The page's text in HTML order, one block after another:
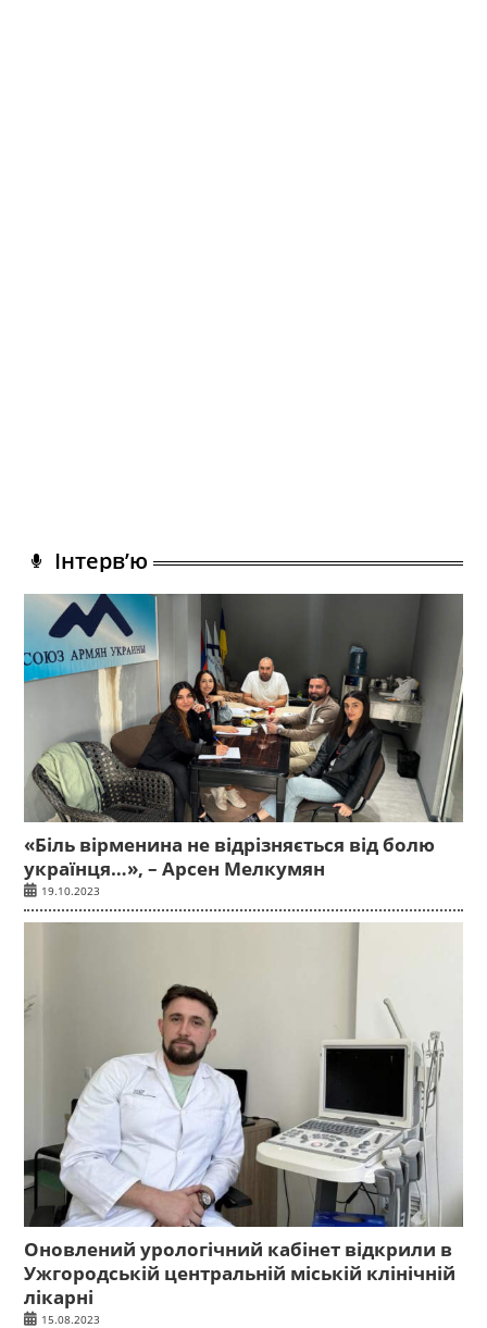
Інтерв’ю
«Біль вірменина не відрізняється від болю
українця…», – Арсен Мелкумян
19.10.2023
Оновлений урологічний кабінет відкрили в
Ужгородській центральній міській клінічній
лікарні
15.08.2023